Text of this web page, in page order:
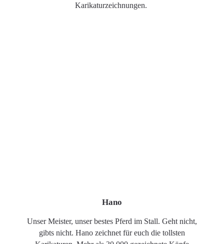
Karikaturzeichnungen.
Hano
Unser Meister, unser bestes Pferd im Stall. Geht nicht,
gibts nicht. Hano zeichnet für euch die tollsten